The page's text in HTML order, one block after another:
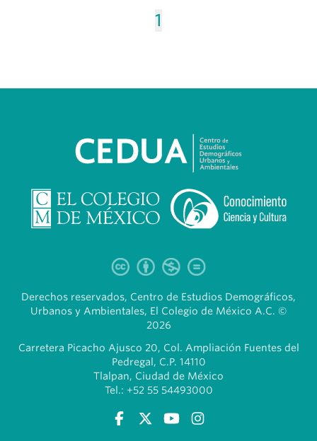
1
Derechos reservados, Centro de Estudios Demográficos,
Urbanos y Ambientales, El Colegio de México A.C. ©
2026
Carretera Picacho Ajusco 20, Col. Ampliación Fuentes del
Pedregal, C.P. 14110
Tlalpan, Ciudad de México
Tel.: +52 55 54493000